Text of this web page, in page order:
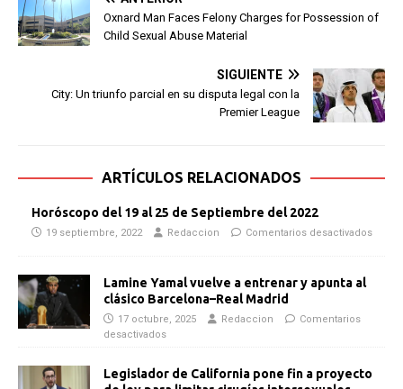
Oxnard Man Faces Felony Charges for Possession of
Child Sexual Abuse Material
SIGUIENTE
City: Un triunfo parcial en su disputa legal con la
Premier League
ARTÍCULOS RELACIONADOS
Horóscopo del 19 al 25 de Septiembre del 2022
19 septiembre, 2022 Redaccion Comentarios desactivados
Lamine Yamal vuelve a entrenar y apunta al
clásico Barcelona–Real Madrid
17 octubre, 2025 Redaccion
Comentarios
desactivados
Legislador de California pone fin a proyecto